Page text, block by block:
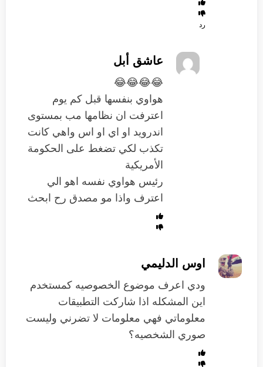
رد
عاشق أبل
😂😂😂😂
هواوي بنفسها قبل كم يوم
اعترفت ان نظامها مب بمستوى
اندرويد او اي او اس واهي كانت
تكذب لكي تضغط على الحكومة
الأمريكية
رئيس هواوي نفسه اهو الي
اعترف واذا مو مصدق رح ابحث
اوس الدليمي
ودي اعرف موضوع الخصوصيه كمستخدم
اين المشكله اذا شاركت التطبيقات
معلوماتي فهي معلومات لا تضرني وليست
صوري الشخصيه؟